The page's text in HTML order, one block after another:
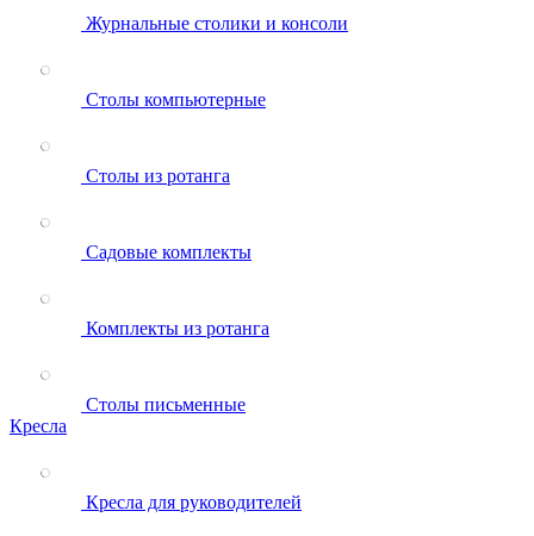
Журнальные столики и консоли
Столы компьютерные
Столы из ротанга
Садовые комплекты
Комплекты из ротанга
Столы письменные
Кресла
Кресла для руководителей